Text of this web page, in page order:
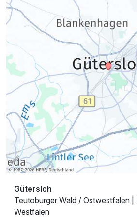
Ausstattung
Für 2 Tage
Einzelzimmer Economy
1 Erwachsenen
Gütersloh
Teutoburger Wald / Ostwestfalen |
Westfalen